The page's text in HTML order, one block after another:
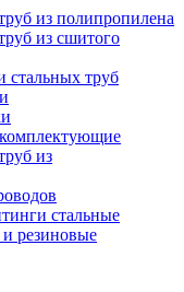
из полипропилена
из сшитого
стальных труб
из
стальные
резиновые